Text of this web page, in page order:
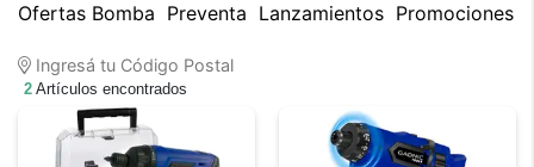
Ofertas Bomba Preventa Lanzamientos Promociones
Ingresá tu Código Postal
2 Artículos encontrados